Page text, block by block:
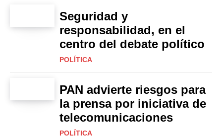
Seguridad y
responsabilidad, en el
centro del debate político
POLÍTICA
PAN advierte riesgos para
la prensa por iniciativa de
telecomunicaciones
POLÍTICA